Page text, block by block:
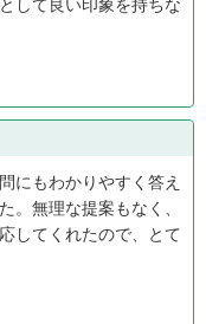
にもわかりやすく答え
。無理な提案もなく、
してくれたので、とて